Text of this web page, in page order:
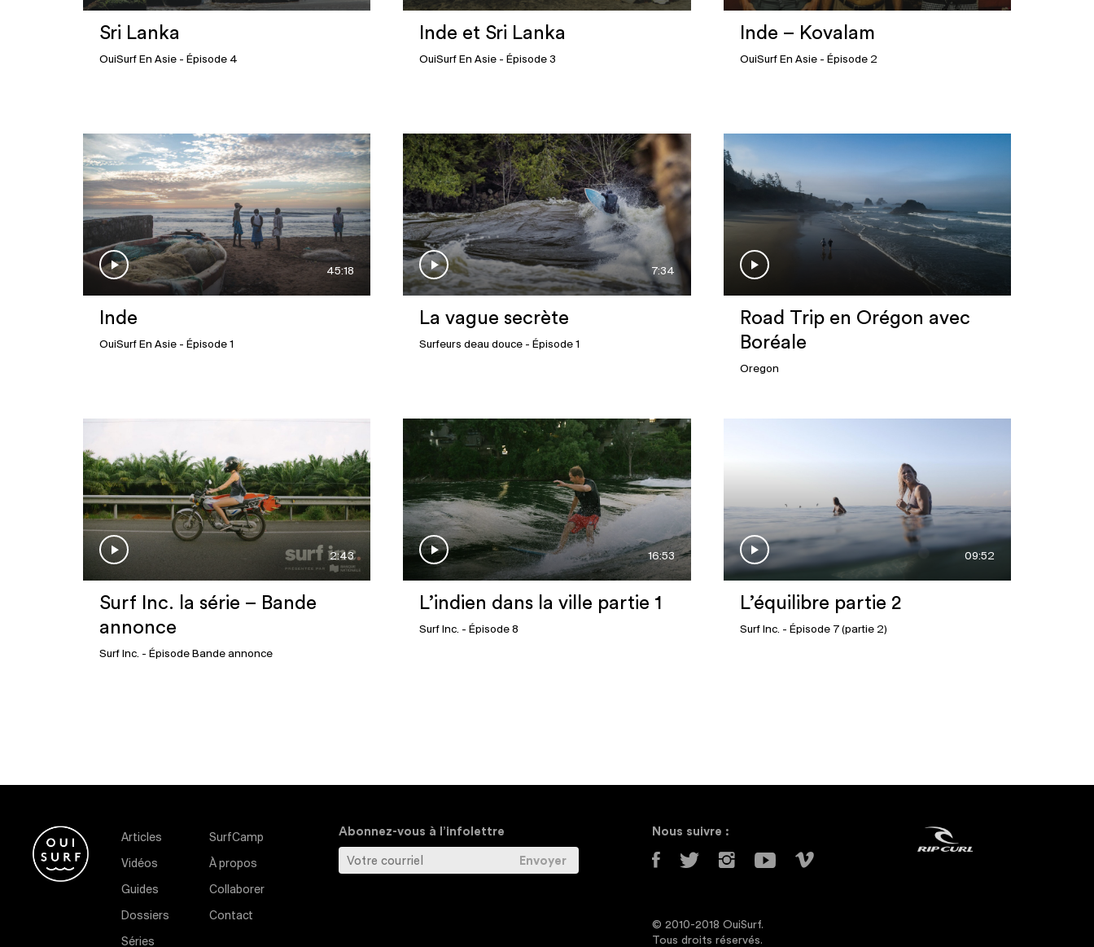
Sri Lanka
OuiSurf En Asie - Épisode 4
Inde et Sri Lanka
OuiSurf En Asie - Épisode 3
Inde – Kovalam
OuiSurf En Asie- Épisode 2
45:18
Inde
OuiSurf En Asie - Épisode 1
7:34
La vague secrète
Surfeurs deau douce - Épisode 1
Road Trip en Orégon avec
Boréale
Oregon
2:43
Surf Inc. la série – Bande
annonce
Surf Inc. - Épisode Bande annonce
16:53
L’indien dans la ville partie 1
Surf Inc. - Épisode 8
09:52
L’équilibre partie 2
Surf Inc. - Épisode 7 (partie 2)
Articles
Vidéos
Guides
Dossiers
Séries
SurfCamp
À propos
Collaborer
Contact
Abonnez-vous à l’infolettre Nous suivre :
© 2010-2018 OuiSurf.
Tous droits réservés.